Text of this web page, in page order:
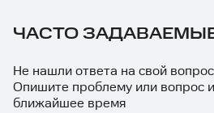
ЧАСТО
Не нашли ответа на свой
Опишите проблему или вопрос
ближайшее время